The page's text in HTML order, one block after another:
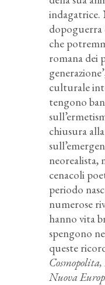
indagatrice.
che
romana dei
culturale
tengono
chiusura
neorealista,
cenacoli
periodo
numerose
hanno vita
spengono
queste
Nuova